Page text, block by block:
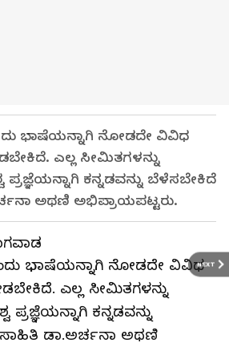
NEXT
ಭಾಷೆಯನ್ನಾಗಿ ನೋಡದೇ ವಿವಿಧ
ಎಲ್ಲ ಸೀಮಿತಗಳನ್ನು
ಕನ್ನಡವನ್ನು ಬೆಳೆಸಬೇಕಿದೆ
ಅಥಣಿ ಅಭಿಪ್ರಾಯಪಟ್ಟರು.
ಭಾಷೆಯನ್ನಾಗಿ ನೋಡದೇ ವಿವಿಧ
ಎಲ್ಲ ಸೀಮಿತಗಳನ್ನು
ಕನ್ನಡವನ್ನು
ಡಾ.ಅರ್ಚನಾ ಅಥಣಿ